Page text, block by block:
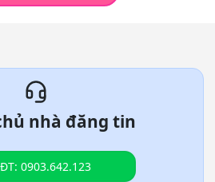
nhà đăng tin
ĐT: 0903.642.123